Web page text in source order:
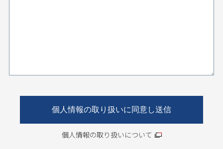
個人情報の取り扱いについて